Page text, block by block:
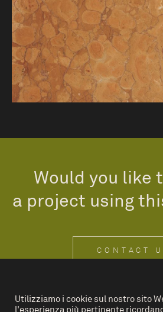
Would you like
a project using
CONTACT
IT EN
Utilizziamo i cookie sul nostro sito